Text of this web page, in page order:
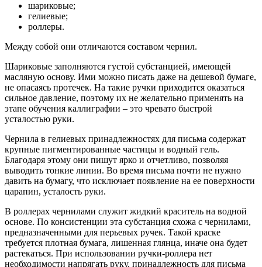
шариковые;
гелиевые;
роллеры.
Между собой они отличаются составом чернил.
Шариковые заполняются густой субстанцией, имеющей
масляную основу. Ими можно писать даже на дешевой бумаге,
не опасаясь протечек. На такие ручки приходится оказаться
сильное давление, поэтому их не желательно применять на
этапе обучения каллиграфии – это чревато быстрой
усталостью руки.
Чернила в гелиевых принадлежностях для письма содержат
крупные пигментированные частицы и водный гель.
Благодаря этому они пишут ярко и отчетливо, позволяя
выводить тонкие линии. Во время письма почти не нужно
давить на бумагу, что исключает появление на ее поверхности
царапин, усталость руки.
В роллерах чернилами служит жидкий краситель на водной
основе. По консистенции эта субстанция схожа с чернилами,
предназначенными для перьевых ручек. Такой краске
требуется плотная бумага, лишенная глянца, иначе она будет
растекаться. При использовании ручки-роллера нет
необходимости напрягать руку, принадлежность для письма